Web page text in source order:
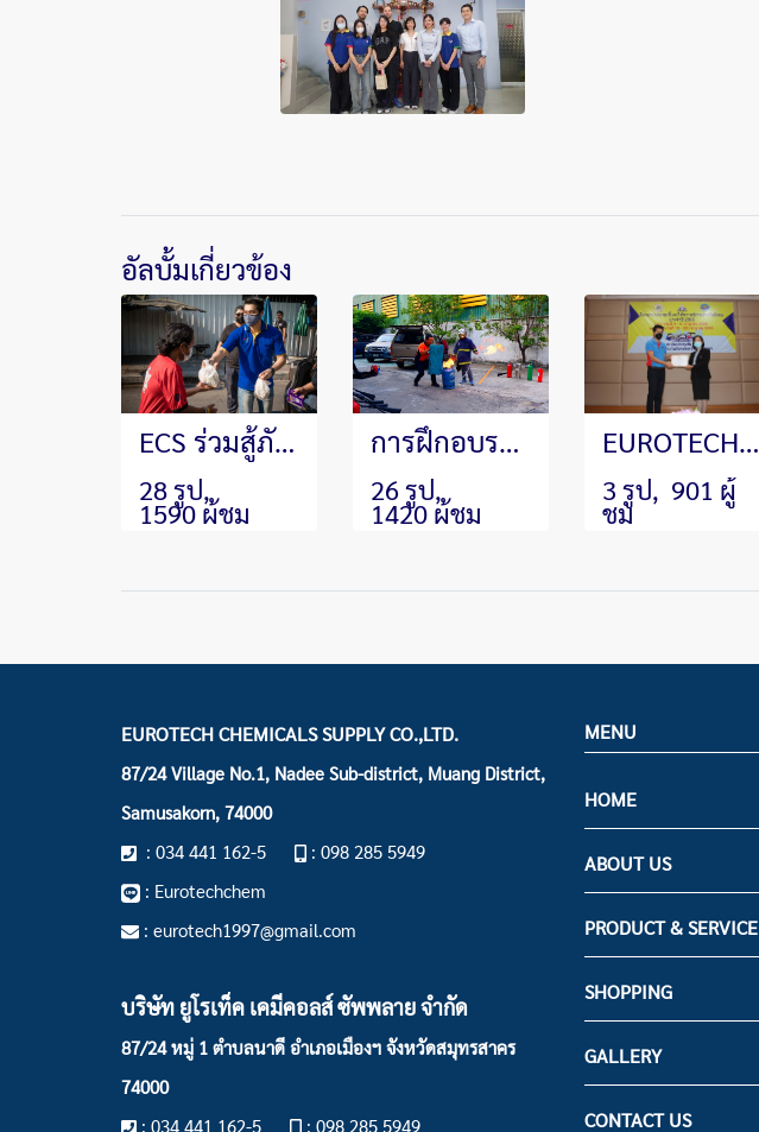
อัลบั้มเกี่ยวข้อง
ECS ร่วมสู้ภัย Covid-19
28 รูป,
1590 ผู้ชม
การฝึกอบรมหลักสูตรดับเพลิงขั้นต้นและซ้อมอพยพหนีไฟประจำปี 2020
26 รูป,
1420 ผู้ชม
EUROTECH SEMINAR
3 รูป, 901 ผู้
ชม
EUROTECH CHEMICALS SUPPLY CO.,LTD.
87/24 Village No.1, Nadee Sub-district, Muang District,
Samusakorn, 74000
: 034 441 162-5 : 098 285 5949
: Eurotechchem
: eurotech1997@gmail.com
บริษัท ยูโรเท็ค เคมีคอลส์ ซัพพลาย จำกัด
87/24 หมู่ 1 ตำบลนาดี อำเภอเมืองฯ จังหวัดสมุทรสาคร
74000
: 034 441 162-5 : 098 285 5949
MENU
HOME
ABOUT US
PRODUCT & SERVICE
SHOPPING
GALLERY
CONTACT US